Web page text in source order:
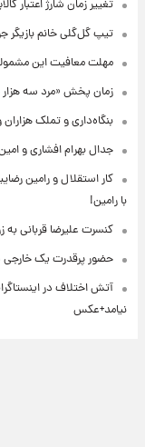
تغییر زمان شارژ اعتبار
تیپ گل‌گلی خانم
مهلت معافیت این
زمان پخش «مرد سه
بنگاه‌داری و تملک
جدال بهرام افشاری و امین
کار استقلال و رامین
با رامین!
کنسرت علیرضا قربانی به
حضور پرقدرت یک خارجی
آتش اختلاف در
نیامد+عکس